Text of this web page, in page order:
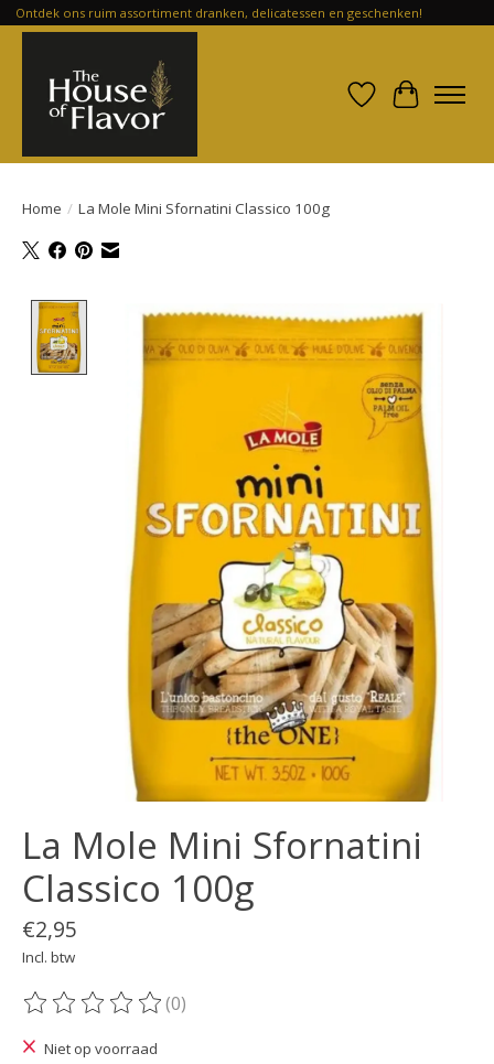
Ontdek ons ruim assortiment dranken, delicatessen en geschenken!
Verlanglijst
Home / La Mole Mini Sfornatini Classico 100g
Product image slideshow Items
La Mole Mini Sfornatini
Classico 100g
€2,95
Incl. btw
De beoordeling van dit product is
(0)
Niet op voorraad